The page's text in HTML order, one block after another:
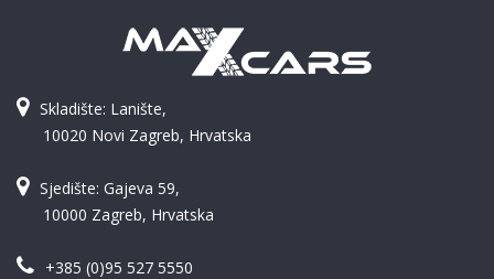
Skladište: Lanište,
10020 Novi Zagreb, Hrvatska
Sjedište: Gajeva 59,
10000 Zagreb, Hrvatska
+385 (0)95 527 5550